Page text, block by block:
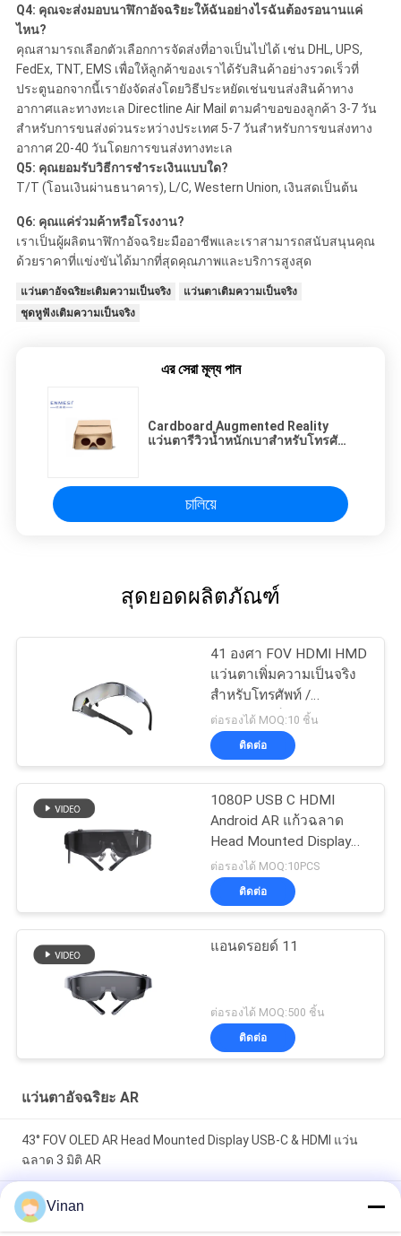
Q4: คุณจะส่งมอบนาฬิกาอัจฉริยะให้ฉันอย่างไรฉันต้องรอนานแค่
ไหน?
คุณสามารถเลือกตัวเลือกการจัดส่งที่อาจเป็นไปได้ เช่น DHL, UPS,
FedEx, TNT, EMS เพื่อให้ลูกค้าของเราได้รับสินค้าอย่างรวดเร็วที่
ประตูนอกจากนี้เรายังจัดส่งโดยวิธีประหยัดเช่นขนส่งสินค้าทาง
อากาศและทางทะเล Directline Air Mail ตามคำขอของลูกค้า 3-7 วัน
สำหรับการขนส่งด่วนระหว่างประเทศ 5-7 วันสำหรับการขนส่งทาง
อากาศ 20-40 วันโดยการขนส่งทางทะเล
Q5: คุณยอมรับวิธีการชำระเงินแบบใด?
T/T (โอนเงินผ่านธนาคาร), L/C, Western Union, เงินสดเป็นต้น
Q6: คุณแค่ร่วมค้าหรือโรงงาน?
เราเป็นผู้ผลิตนาฬิกาอัจฉริยะมืออาชีพและเราสามารถสนับสนุนคุณ
ด้วยราคาที่แข่งขันได้มากที่สุดคุณภาพและบริการสูงสุด
แว่นตาอัจฉริยะเติมความเป็นจริง
แว่นตาเติมความเป็นจริง
ชุดหูฟังเติมความเป็นจริง
এর সেরা মূল্য পান
Cardboard Augmented Reality
แว่นตารีวิวน้ำหนักเบาสำหรับโทรศัพท์
চালিয়ে
สุดยอดผลิตภัณฑ์
41 องศา FOV HDMI HMD
แว่นตาเพิ่มความเป็นจริง
สำหรับโทรศัพท์ /
คอมพิวเตอร์
ต่อรองได้ MOQ:10 ชิ้น
ติดต่อ
1080P USB C HDMI
Android AR แก้วฉลาด
Head Mounted Display
WIFI และ Bluetooth
ต่อรองได้ MOQ:10PCS
ติดต่อ
แอนดรอยด์ 11
ต่อรองได้ MOQ:500 ชิ้น
ติดต่อ
แว่นตาอัจฉริยะ AR
43° FOV OLED AR Head Mounted Display USB-C & HDMI แว่น
ฉลาด 3 มิติ AR
1080P OLED 43° FOV 1800 Nits AR แก้วฉลาด 0~-600° Dioptor
HMD 3D แก้วด้วย USB-C
Vinan